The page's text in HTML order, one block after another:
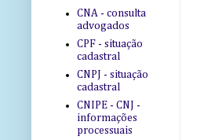
CNA - consulta
advogados
CPF - situação
cadastral
CNPJ - situação
cadastral
CNIPE - CNJ -
informações
processuais